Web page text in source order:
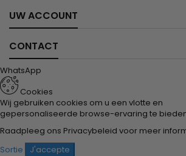
UW ACCOUNT
CONTACT
WhatsApp
Cookies
Wij gebruiken cookies om u een vlotte en
gepersonaliseerde browse-ervaring te
Raadpleeg ons Privacybeleid voor meer
Sortie
J'accepte